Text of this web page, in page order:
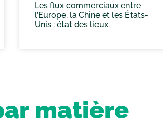
Les flux commerciaux entre
l’Europe, la Chine et les États-
Unis : état des lieux
matière